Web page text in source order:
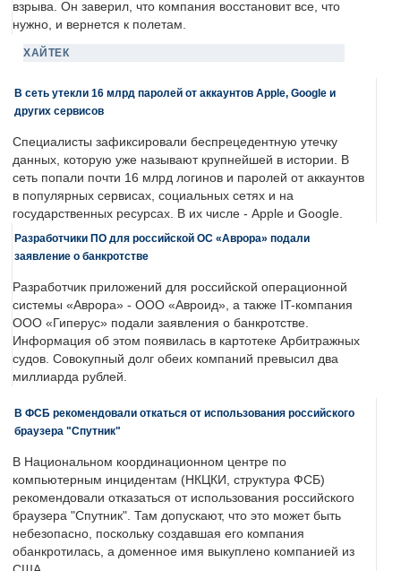
взрыва. Он заверил, что компания восстановит все, что
нужно, и вернется к полетам.
ХАЙТЕК
В сеть утекли 16 млрд паролей от аккаунтов Apple, Google и
других сервисов
Специалисты зафиксировали беспрецедентную утечку
данных, которую уже называют крупнейшей в истории. В
сеть попали почти 16 млрд логинов и паролей от аккаунтов
в популярных сервисах, социальных сетях и на
государственных ресурсах. В их числе - Apple и Google.
Разработчики ПО для российской ОС «Аврора» подали
заявление о банкротстве
Разработчик приложений для российской операционной
системы «Аврора» - ООО «Авроид», а также IT-компания
ООО «Гиперус» подали заявления о банкротстве.
Информация об этом появилась в картотеке Арбитражных
судов. Совокупный долг обеих компаний превысил два
миллиарда рублей.
В ФСБ рекомендовали откаться от использования российского
браузера "Спутник"
В Национальном координационном центре по
компьютерным инцидентам (НКЦКИ, структура ФСБ)
рекомендовали отказаться от использования российского
браузера "Спутник". Там допускают, что это может быть
небезопасно, поскольку создавшая его компания
обанкротилась, а доменное имя выкуплено компанией из